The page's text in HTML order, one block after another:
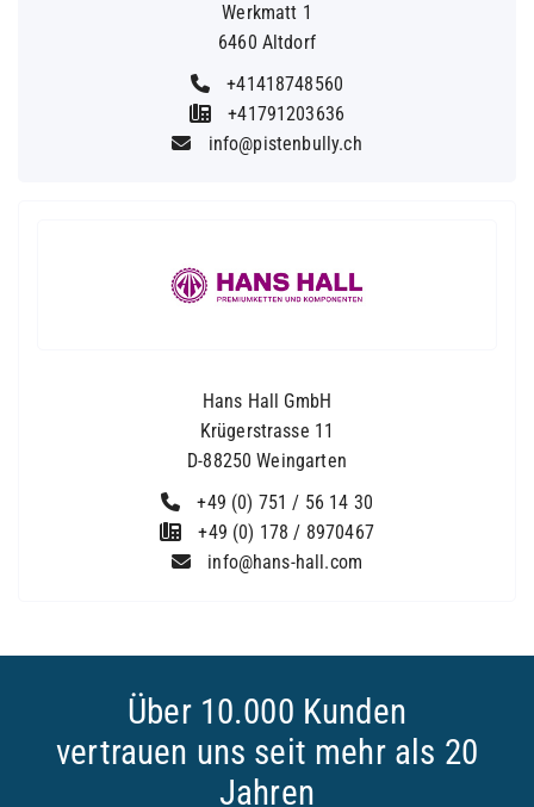
Werkmatt 1
6460 Altdorf
+41418748560
+41791203636
info@pistenbully.ch
Hans Hall GmbH
Krügerstrasse 11
D-88250 Weingarten
+49 (0) 751 / 56 14 30
+49 (0) 178 / 8970467
info@hans-hall.com
Über 10.000 Kunden
vertrauen uns seit mehr als 20
Jahren